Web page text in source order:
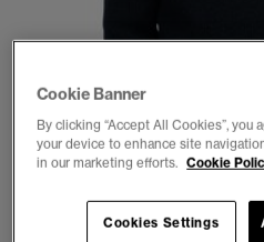
1 2 3
Cookie Banner
By clicking “Accept All Cookies”,
your device to enhance site
in our marketing efforts. Cookie
Cookies Settings